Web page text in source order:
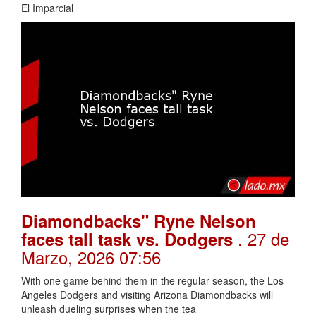
El Imparcial
Diamondbacks" Ryne Nelson
faces tall task vs. Dodgers . 27 de
Marzo, 2026 07:56
With one game behind them in the regular season, the Los
Angeles Dodgers and visiting Arizona Diamondbacks will
unleash dueling surprises when the tea